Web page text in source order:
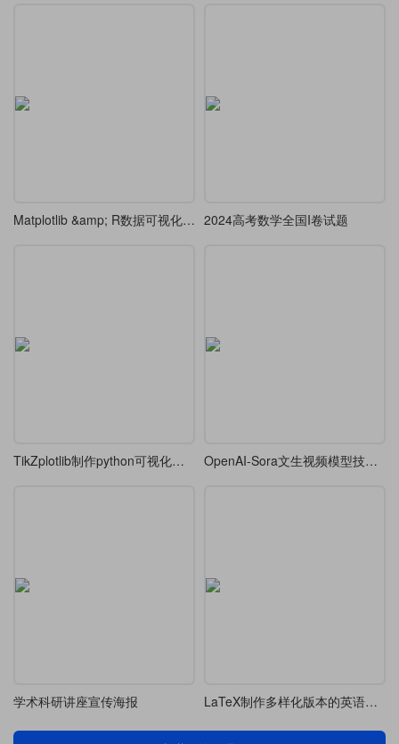
Matplotlib &amp; R数据可视化备忘录LaTeX模板2.0 2024高考数学全国I卷试题
TikZplotlib制作python可视化速查手册 OpenAI-Sora文生视频模型技术文
学术科研讲座宣传海报 LaTeX制作多样化版本的英语教学讲义